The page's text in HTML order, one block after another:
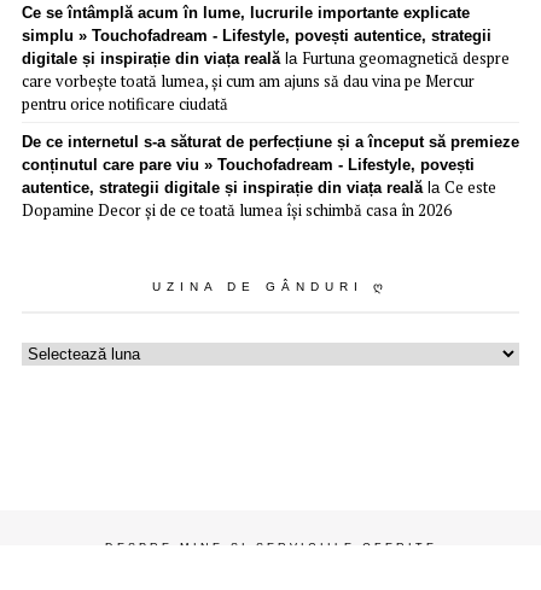
Ce se întâmplă acum în lume, lucrurile importante explicate
simplu » Touchofadream - Lifestyle, povești autentice, strategii
digitale și inspirație din viața realăla Furtuna geomagnetică despre
care vorbește toată lumea, și cum am ajuns să dau vina pe Mercur
pentru orice notificare ciudată
De ce internetul s-a săturat de perfecțiune și a început să premieze
conținutul care pare viu » Touchofadream - Lifestyle, povești
autentice, strategii digitale și inspirație din viața realăla Ce este
Dopamine Decor și de ce toată lumea își schimbă casa în 2026
UZINA DE GÂNDURI Ღ
Uzina
DESPRE MINE ȘI SERVICIILE OFERITE